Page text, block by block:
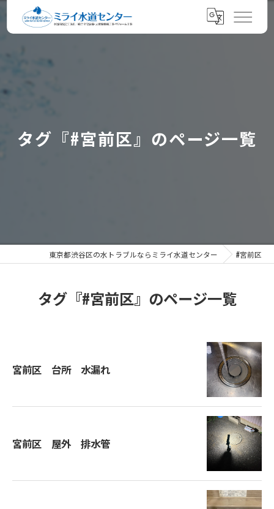
タグ『#宮前区』のページ一覧
東京都渋谷区の水トラブルならミライ水道センター #宮前区
タグ『#宮前区』のページ一覧
宮前区 台所 水漏れ
宮前区 屋外 排水管